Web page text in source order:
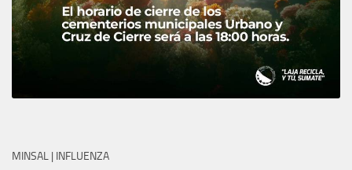
MINSAL | INFLUENZA